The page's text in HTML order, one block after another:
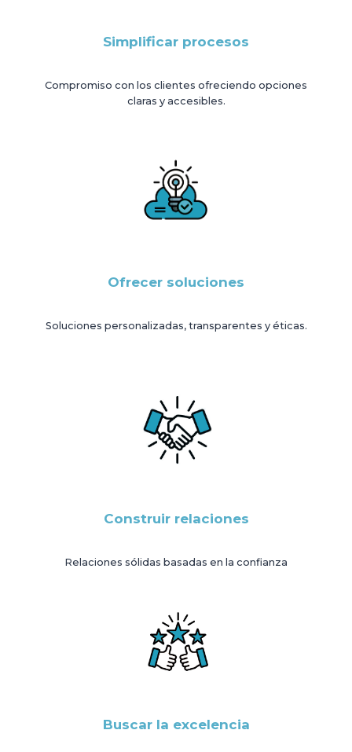
Simplificar procesos
Compromiso con los clientes ofreciendo opciones
claras y accesibles.
Ofrecer soluciones
Soluciones personalizadas, transparentes y éticas.
Construir relaciones
Relaciones sólidas basadas en la confianza
Buscar la excelencia